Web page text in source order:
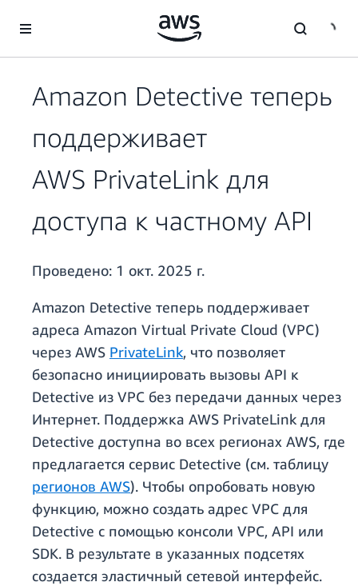
Перейти к главному контенту
Amazon Detective теперь
поддерживает
AWS PrivateLink для
доступа к частному API
Проведено: 1 окт. 2025 г.
Amazon Detective теперь поддерживает
адреса Amazon Virtual Private Cloud (VPC)
через AWS PrivateLink, что позволяет
безопасно инициировать вызовы API к
Detective из VPC без передачи данных через
Интернет. Поддержка AWS PrivateLink для
Detective доступна во всех регионах AWS, где
предлагается сервис Detective (см. таблицу
регионов AWS). Чтобы опробовать новую
функцию, можно создать адрес VPC для
Detective с помощью консоли VPC, API или
SDK. В результате в указанных подсетях
создается эластичный сетевой интерфейс.